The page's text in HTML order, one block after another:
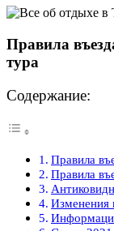
Правила
тура
Содержание:
Правила
Правила
Изменения